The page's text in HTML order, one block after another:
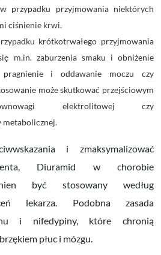
przypadku przyjmowania niektórych
ciśnienie krwi.
krótkotrwałego przyjmowania
m.in. zaburzenia smaku i obniżenie
pragnienie i oddawanie moczu czy
może skutkować przejściowym
elektrolitowej czy
metabolicznej.
i zmaksymalizować
Diuramid w chorobie
być stosowany według
lekarza. Podobna zasada
i nifedypiny, które chronią
płuc i mózgu.